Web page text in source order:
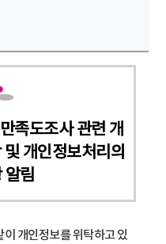
족도조사 관련 개
개인정보처리의
알림
개인정보를 위탁하고 있